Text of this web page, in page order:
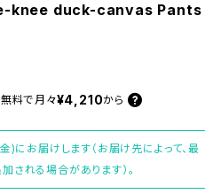
knee duck-canvas Pants
料で 月々¥4,210から
お届けします（お届け先によって、最
される場合があります）。